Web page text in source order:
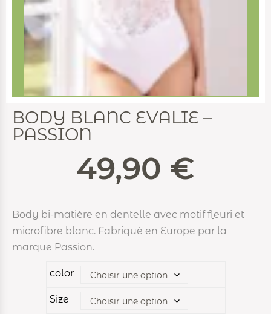
BODY BLANC EVALIE –
PASSION
49,90 €
Body bi-matière en dentelle avec motif fleuri et
microfibre blanc. Fabriqué en Europe par la
marque Passion.
color
Size